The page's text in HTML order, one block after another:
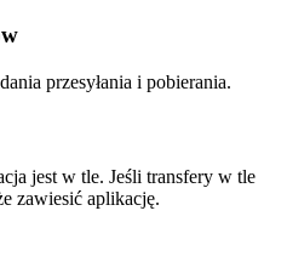
przesyłania i pobierania.
jest w tle. Jeśli transfery w tle
zawiesić aplikację.